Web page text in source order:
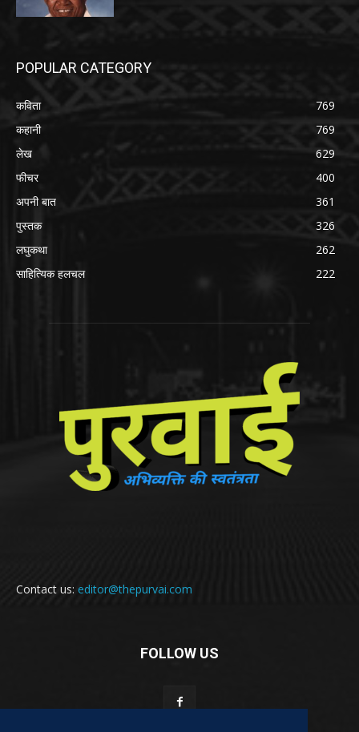
POPULAR CATEGORY
कविता
769
कहानी
769
लेख
629
फीचर
400
अपनी बात
361
पुस्तक
326
लघुकथा
262
साहित्यिक हलचल
222
Contact us: editor@thepurvai.com
FOLLOW US